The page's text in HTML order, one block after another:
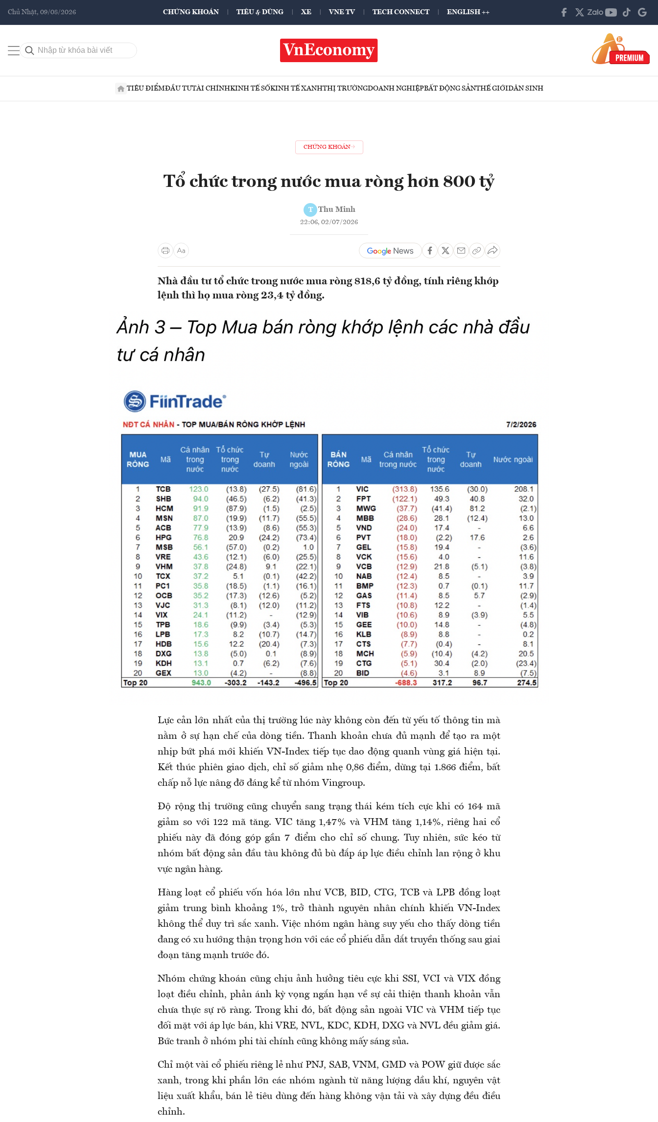
Chủ Nhật, 09/08/2026 CHỨNG KHOÁN TIÊU & DÙNG XE VNE TV TECH CONNECT ENGLISH ++
TIÊU ĐIỂMĐẦU TƯTÀI CHÍNHKINH TẾ SỐKINH TẾ XANHTHỊ TRƯỜNGDOANH NGHIỆPBẤT ĐỘNG SẢNTHẾ GIỚIDÂN SINH
CHỨNG KHOÁN
Tổ chức trong nước mua ròng hơn 800 tỷ
T Thu Minh
22:06, 02/07/2026
Nhà đầu tư tổ chức trong nước mua ròng 818,6 tỷ đồng, tính riêng khớp
lệnh thì họ mua ròng 23,4 tỷ đồng.
Lực cản lớn nhất của thị trường lúc này không còn đến từ yếu tố thông tin mà
nằm ở sự hạn chế của dòng tiền. Thanh khoản chưa đủ mạnh để tạo ra một
nhịp bứt phá mới khiến VN-Index tiếp tục dao động quanh vùng giá hiện tại.
Kết thúc phiên giao dịch, chỉ số giảm nhẹ 0,86 điểm, dừng tại 1.866 điểm, bất
chấp nỗ lực nâng đỡ đáng kể từ nhóm Vingroup.
Độ rộng thị trường cũng chuyển sang trạng thái kém tích cực khi có 164 mã
giảm so với 122 mã tăng. VIC tăng 1,47% và VHM tăng 1,14%, riêng hai cổ
phiếu này đã đóng góp gần 7 điểm cho chỉ số chung. Tuy nhiên, sức kéo từ
nhóm bất động sản đầu tàu không đủ bù đắp áp lực điều chỉnh lan rộng ở khu
vực ngân hàng.
Hàng loạt cổ phiếu vốn hóa lớn như VCB, BID, CTG, TCB và LPB đồng loạt
giảm trung bình khoảng 1%, trở thành nguyên nhân chính khiến VN-Index
không thể duy trì sắc xanh. Việc nhóm ngân hàng suy yếu cho thấy dòng tiền
đang có xu hướng thận trọng hơn với các cổ phiếu dẫn dắt truyền thống sau giai
đoạn tăng mạnh trước đó.
Nhóm chứng khoán cũng chịu ảnh hưởng tiêu cực khi SSI, VCI và VIX đồng
loạt điều chỉnh, phản ánh kỳ vọng ngắn hạn về sự cải thiện thanh khoản vẫn
chưa thực sự rõ ràng. Trong khi đó, bất động sản ngoài VIC và VHM tiếp tục
đối mặt với áp lực bán, khi VRE, NVL, KDC, KDH, DXG và NVL đều giảm giá.
Bức tranh ở nhóm phi tài chính cũng không mấy sáng sủa.
Chỉ một vài cổ phiếu riêng lẻ như PNJ, SAB, VNM, GMD và POW giữ được sắc
xanh, trong khi phần lớn các nhóm ngành từ năng lượng dầu khí, nguyên vật
liệu xuất khẩu, bán lẻ tiêu dùng đến hàng không vận tải và xây dựng đều điều
chỉnh.